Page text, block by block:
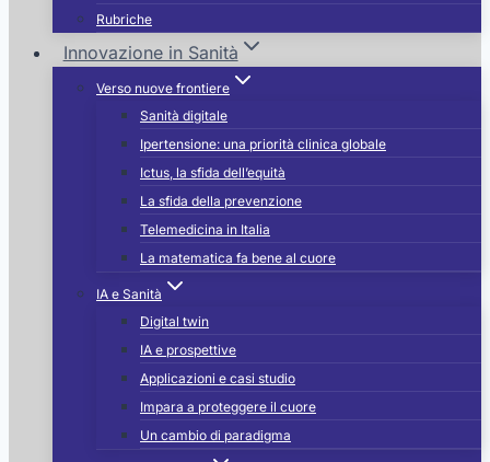
Rubriche
Innovazione in Sanità
Verso nuove frontiere
Sanità digitale
Ipertensione: una priorità clinica globale
Ictus, la sfida dell’equità
La sfida della prevenzione
Telemedicina in Italia
La matematica fa bene al cuore
IA e Sanità
Digital twin
IA e prospettive
Applicazioni e casi studio
Impara a proteggere il cuore
Un cambio di paradigma